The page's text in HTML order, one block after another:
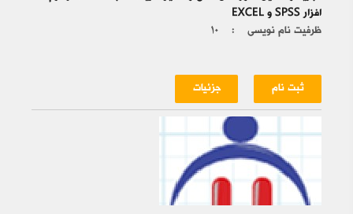
افزار SPSS و EXCEL
ظرفیت نام نویسی : ۱۰
ثبت نام جزئیات